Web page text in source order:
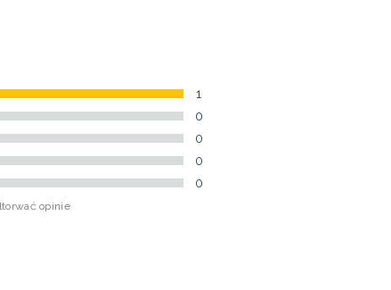
1
0
0
0
0
opinie